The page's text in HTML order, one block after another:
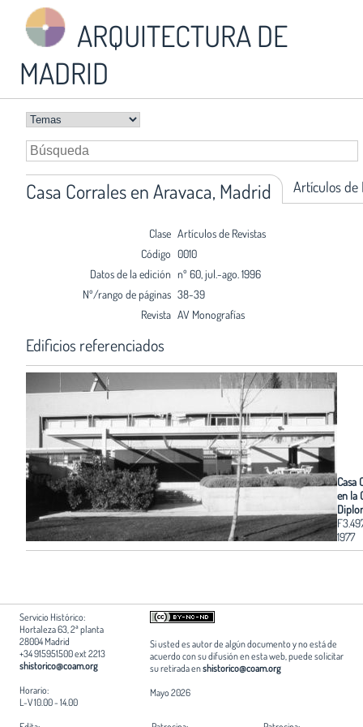
ARQUITECTURA DE
MADRID
Casa Corrales en Aravaca, Madrid Artículos de
Clase Artículos de Revistas
Código 0010
Datos de la edición nº 60, jul.-ago. 1996
Nº/rango de páginas 38-39
Revista AV Monografías
Edificios referenciados
Casa
en la
1977
Servicio Histórico:
Hortaleza 63, 2ª planta
28004 Madrid
+34 915951500 ext 2213
shistorico@coam.org
Horario:
L-V 10.00 - 14.00
Si usted es autor de algún documento y no está de
acuerdo con su difusión en esta web, puede solicitar
su retirada enshistorico@coam.org
Mayo 2026